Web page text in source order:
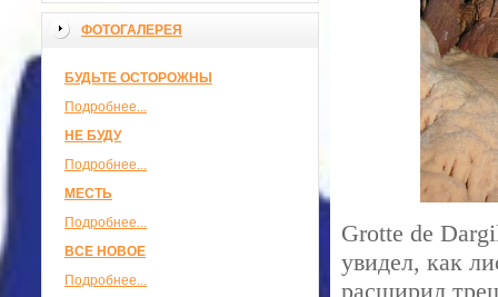
ФОТОГАЛЕРЕЯ
БУДЬТЕ ОСТОРОЖНЫ
Подробнее...
НЕ БУДУ
Подробнее...
МЕСТЬ
Подробнее...
ВСЕ НОВОЕ
Подробнее...
Grotte de
увидел, как
расширил